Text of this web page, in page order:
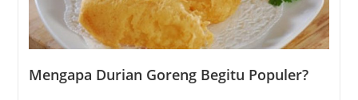
Mengapa Durian Goreng Begitu Populer?